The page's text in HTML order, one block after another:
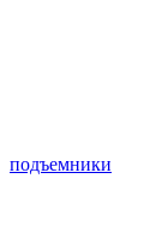
подъемники